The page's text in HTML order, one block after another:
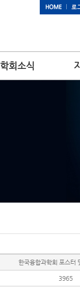
학회소식
한국융합과학회 포스터
3965